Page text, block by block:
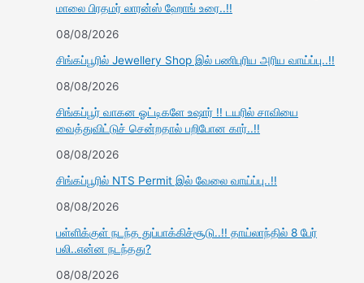
மாலை பிரதமர் லாரன்ஸ் ஹோங் உரை..!!
08/08/2026
சிங்கப்பூரில் Jewellery Shop இல் பணிபுரிய அரிய வாய்ப்பு..!!
08/08/2026
சிங்கப்பூர் வாகன ஓட்டிகளே உஷார் !! டயரில் சாவியை
வைத்துவிட்டுச் சென்றதால் பறிபோன கார்..!!
08/08/2026
சிங்கப்பூரில் NTS Permit இல் வேலை வாய்ப்பு..!!
08/08/2026
பள்ளிக்குள் நடந்த துப்பாக்கிச்சூடு..!! தாய்லாந்தில் 8 பேர்
பலி..என்ன நடந்தது?
08/08/2026